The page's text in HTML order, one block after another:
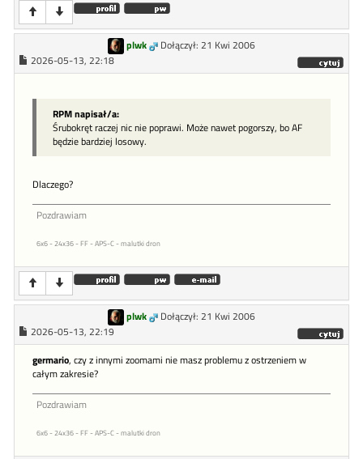
plwk
Dołączył: 21 Kwi 2006
2026-05-13, 22:18
RPM napisał/a:
Śrubokręt raczej nic nie poprawi. Może nawet pogorszy, bo AF
będzie bardziej losowy.
Dlaczego?
Pozdrawiam
6x6 - 24x36 - FF - APS-C - malutki dron
plwk
Dołączył: 21 Kwi 2006
2026-05-13, 22:19
germario, czy z innymi zoomami nie masz problemu z ostrzeniem w
całym zakresie?
Pozdrawiam
6x6 - 24x36 - FF - APS-C - malutki dron